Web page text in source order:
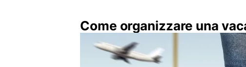
Come organizzare una